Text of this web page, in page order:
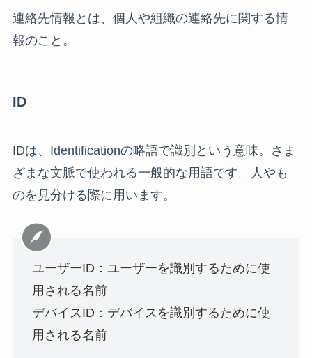
連絡先情報とは、個人や組織の連絡先に関する情
報のこと。
ID
IDは、Identificationの略語で識別という意味。さま
ざまな文脈で使われる一般的な用語です。人やも
のを見分ける際に用います。
ユーザーID：ユーザーを識別するために使
用される名前
デバイスID：デバイスを識別するために使
用される名前